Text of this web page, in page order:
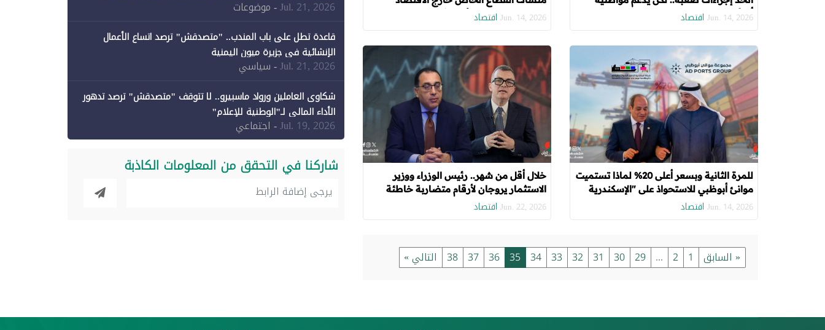
أيضًا
Jun. 14, 2026 اقتصاد Jun. 14, 2026 اقتصاد
للمرة الثانية وبسعر أعلى 20% لماذا تستميت
موانئ أبوظبي للاستحواذ على "الإسكندرية
للحاويات"؟
Jun. 14, 2026 اقتصاد
خلال أقل من شهر.. رئيس الوزراء ووزير
الاستثمار يروجان لأرقام متضاربة خاطئة
تضخم مخصصات "الصحة والتعليم"
Jun. 22, 2026 اقتصاد
« السابق 1
2
...
29
30
31
32
33
34
35
36
37
38 التالي »
Jul. 21, 2026- موضوعات
قاعدة تطل على باب المندب.. "متصدقش" ترصد اتساع الأعمال
الإنشائية في جزيرة ميون اليمنية
Jul. 21, 2026- سياسي
شكاوى العاملين ورواد ماسبيرو.. لا تتوقف "متصدقش" ترصد تدهور
الأداء المالي لـ"الوطنية للإعلام"
Jul. 19, 2026- اجتماعي
شاركنا في التحقق من المعلومات الكاذبة